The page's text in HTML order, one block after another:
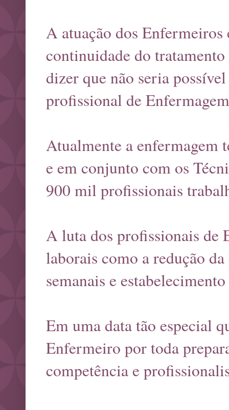
A atuação dos
continuidade do
dizer que não seria
profissional de
Atualmente a enfermagem
e em conjunto com os
900 mil profissionais
A luta dos profissionais de
laborais como a redução
semanais e
Em uma data tão especial
Enfermeiro por toda
competência e